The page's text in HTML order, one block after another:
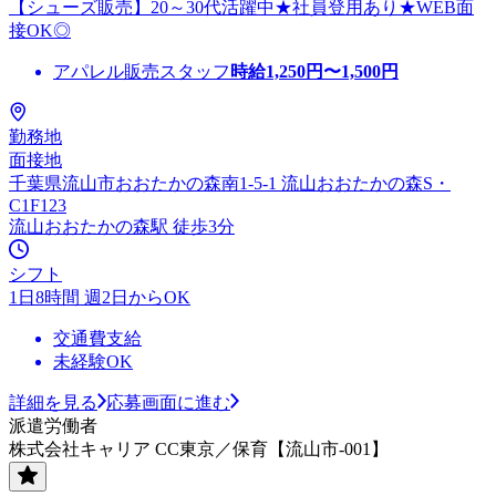
【シューズ販売】20～30代活躍中★社員登用あり★WEB面
接OK◎
アパレル販売スタッフ 時給1,250円〜1,500円
勤務地
面接地
千葉県流山市おおたかの森南1-5-1 流山おおたかの森S・
C1F123
流山おおたかの森駅 徒歩3分
シフト
1日8時間 週2日からOK
交通費支給
未経験OK
詳細を見る
応募画面に進む
派遣労働者
株式会社キャリア CC東京／保育【流山市-001】